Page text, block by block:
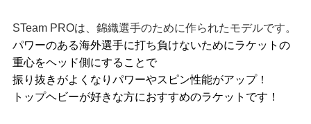
STeam PROは、錦織選手のために作られたモデルです。
パワーのある海外選手に打ち負けないためにラケットの
重心をヘッド側にすることで
振り抜きがよくなりパワーやスピン性能がアップ！
トップヘビーが好きな方におすすめのラケットです！